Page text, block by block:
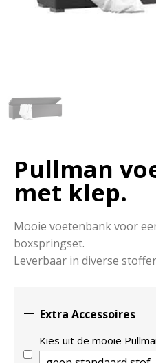
Pullman
met klep.
Mooie voetenbank voor
boxspringset.
Leverbaar in diverse
 Extra Accessoires
Kies uit de mooie